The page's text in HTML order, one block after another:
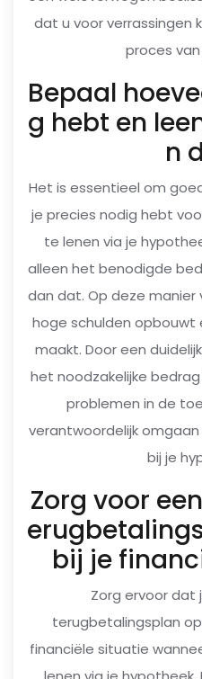
dat u voor
proces
Bepaal
g hebt en
n
Het is essentieel om
je precies nodig hebt
te lenen via je
alleen het benodigde
dan dat. Op deze
hoge schulden
maakt. Door een
het noodzakelijke
problemen in de
verantwoordelijk
bij je
Zorg voor
bij je
Zorg ervoor dat
terugbetalingsplan
financiële situatie